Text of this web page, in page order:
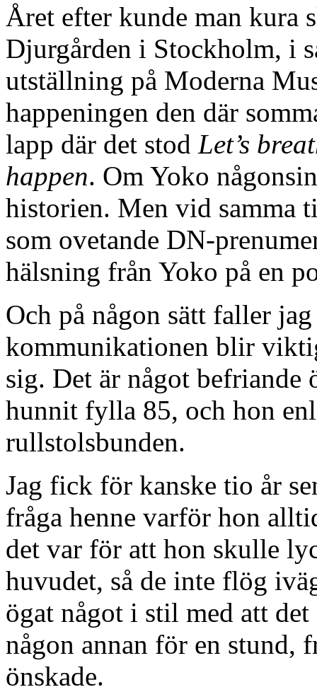
Året efter kunde man kura
Djurgården i Stockholm, i
utställning på Moderna
happeningen den där
lapp där det stod Let’s
happen. Om Yoko
historien. Men vid samma
som ovetande DN-
hälsning från Yoko på en
Och på någon sätt faller
kommunikationen blir
sig. Det är något befriande
hunnit fylla 85, och hon
rullstolsbunden.
Jag fick för kanske tio år
fråga henne varför hon
det var för att hon skulle
huvudet, så de inte flög
ögat något i stil med att det
någon annan för en stund,
önskade.